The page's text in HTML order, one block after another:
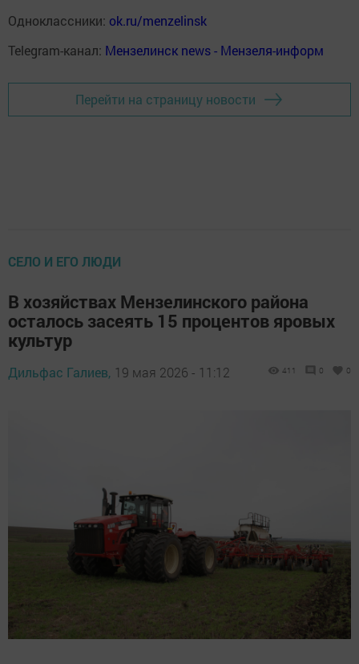
Одноклассники: ok.ru/menzelinsk
Telegram-канал: Мензелинск news - Мензеля-информ
Перейти на страницу новости
СЕЛО И ЕГО ЛЮДИ
В хозяйствах Мензелинского района
осталось засеять 15 процентов яровых
культур
Дильфас Галиев, 19 мая 2026 - 11:12 411 0 0